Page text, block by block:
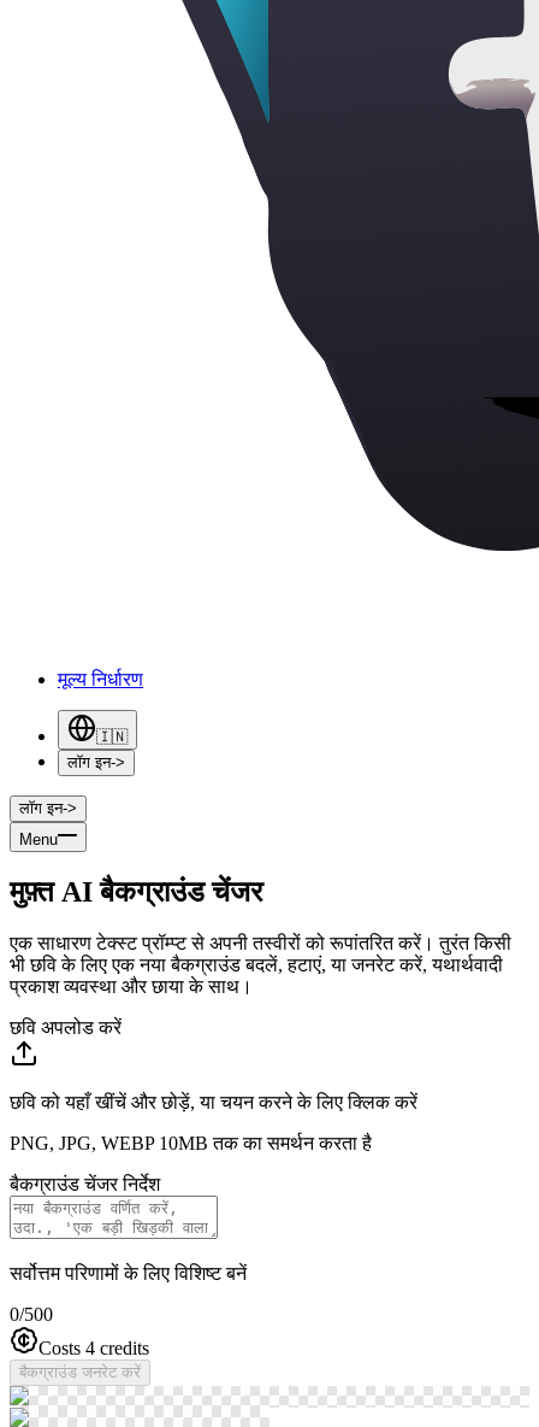
मूल्य निर्धारण
🇮🇳
लॉग इन->
लॉग इन->
Menu
मुफ़्त AI बैकग्राउंड चेंजर
एक साधारण टेक्स्ट प्रॉम्प्ट से अपनी तस्वीरों को रूपांतरित करें। तुरंत किसी
भी छवि के लिए एक नया बैकग्राउंड बदलें, हटाएं, या जनरेट करें, यथार्थवादी
प्रकाश व्यवस्था और छाया के साथ।
छवि अपलोड करें
छवि को यहाँ खींचें और छोड़ें, या चयन करने के लिए क्लिक करें
PNG, JPG, WEBP 10MB तक का समर्थन करता है
बैकग्राउंड चेंजर निर्देश
सर्वोत्तम परिणामों के लिए विशिष्ट बनें
0/500
Costs 4 credits
बैकग्राउंड जनरेट करें